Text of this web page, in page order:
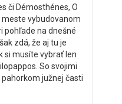
či Démosthénes, O
meste vybudovanom
pohľade na dnešné
zdá, že aj tu je
si musíte vybrať len
So svojimi
južnej časti